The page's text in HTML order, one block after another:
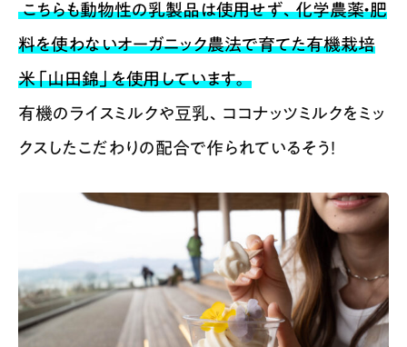
こちらも動物性の乳製品は使用せず、化学農薬・肥
料を使わないオーガニック農法で育てた有機栽培
米「山田錦」を使用しています。
有機のライスミルクや豆乳、ココナッツミルクをミッ
クスしたこだわりの配合で作られているそう！